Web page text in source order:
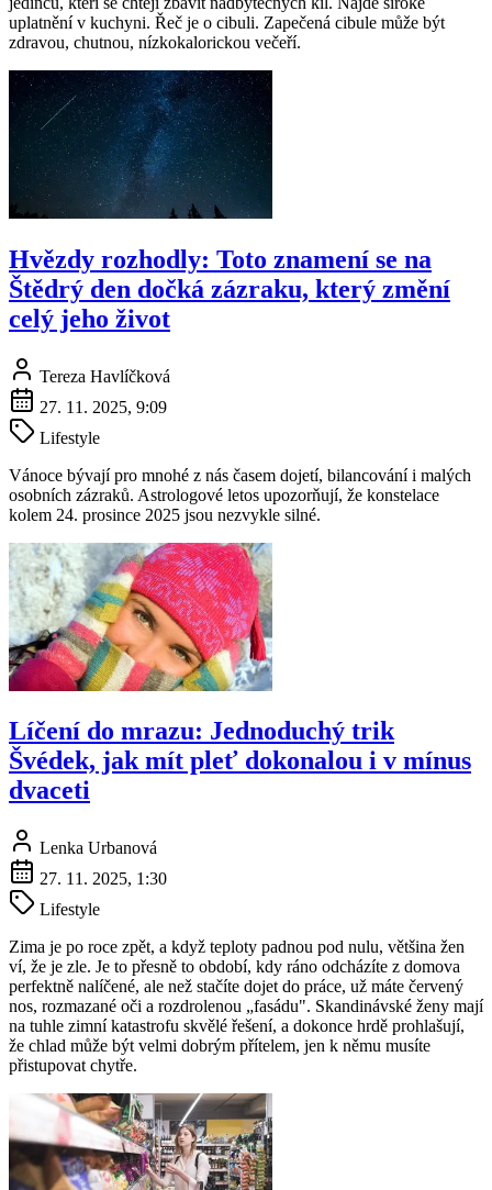
uplatnění v kuchyni. Řeč je o cibuli. Zapečená cibule může být
zdravou, chutnou, nízkokalorickou večeří.
Hvězdy rozhodly: Toto znamení se na
Štědrý den dočká zázraku, který změní
celý jeho život
Tereza Havlíčková
27. 11. 2025, 9:09
Lifestyle
Vánoce bývají pro mnohé z nás časem dojetí, bilancování i malých
osobních zázraků. Astrologové letos upozorňují, že konstelace
kolem 24. prosince 2025 jsou nezvykle silné.
Líčení do mrazu: Jednoduchý trik
Švédek, jak mít pleť dokonalou i v mínus
dvaceti
Lenka Urbanová
27. 11. 2025, 1:30
Lifestyle
Zima je po roce zpět, a když teploty padnou pod nulu, většina žen
ví, že je zle. Je to přesně to období, kdy ráno odcházíte z domova
perfektně nalíčené, ale než stačíte dojet do práce, už máte červený
nos, rozmazané oči a rozdrolenou „fasádu". Skandinávské ženy mají
na tuhle zimní katastrofu skvělé řešení, a dokonce hrdě prohlašují,
že chlad může být velmi dobrým přítelem, jen k němu musíte
přistupovat chytře.